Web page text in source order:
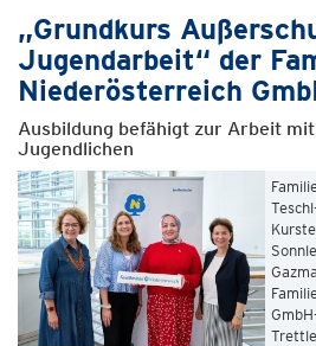
„Grundkurs
Jugendarbeit“ der
Niederösterreich
Ausbildung befähigt zur Arbeit
Jugendlichen